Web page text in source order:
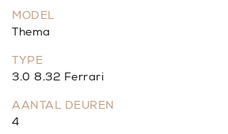
MODEL
Thema
TYPE
3.0 8.32 Ferrari
AANTAL DEUREN
4